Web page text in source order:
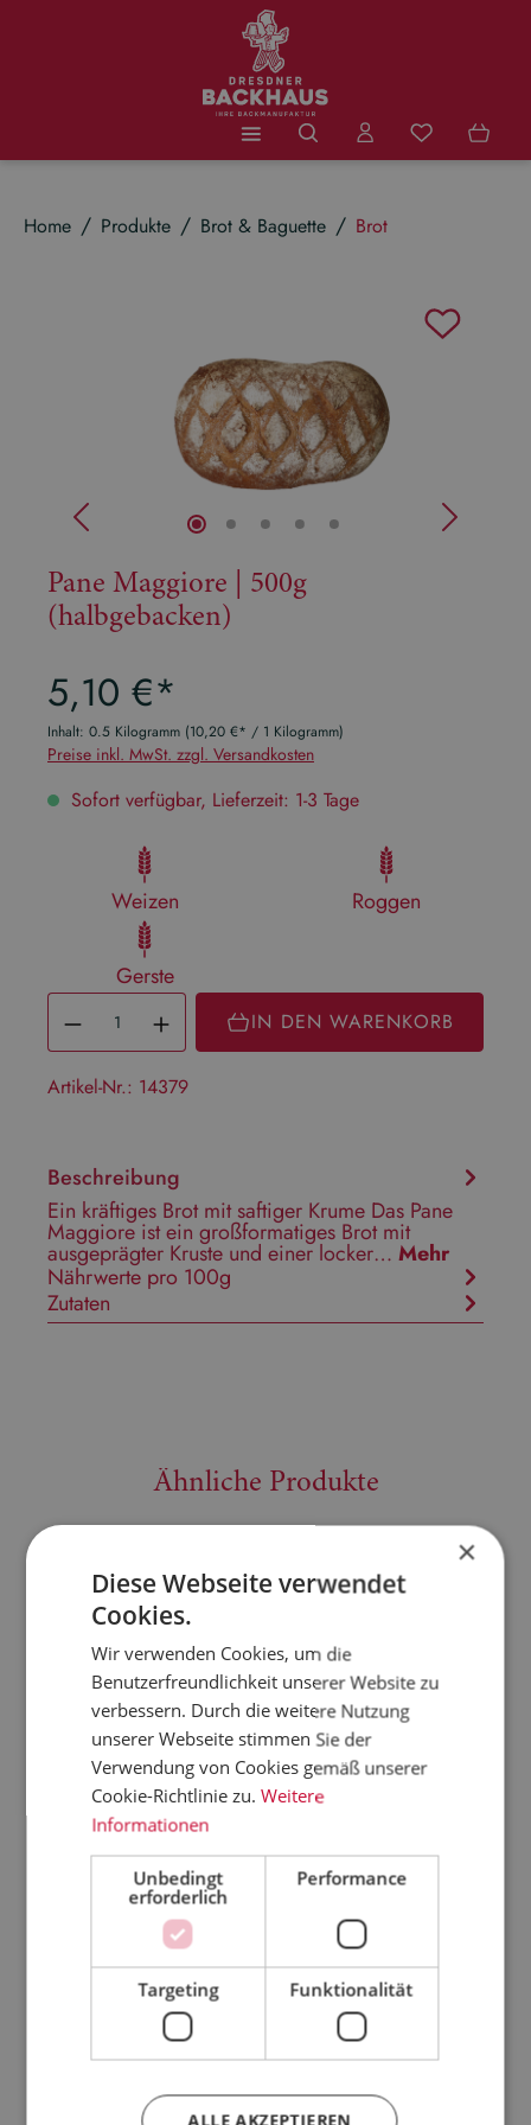
Zum Hauptinhalt springen
Home Produkte Brot & Baguette Brot
Pane Maggiore | 500g
(halbgebacken)
Regulärer Preis:
5,10 €*
Inhalt: 0.5 Kilogramm (10,20 €* / 1 Kilogramm)
Preise inkl. MwSt. zzgl. Versandkosten
Sofort verfügbar, Lieferzeit: 1-3 Tage
Weizen Roggen
Gerste
Produkt Anzahl: Gib den
IN DEN WARENKORB
Artikel-Nr.: 14379
Beschreibung
Ein kräftiges Brot mit saftiger Krume Das Pane
Maggiore ist ein großformatiges Brot mit
ausgeprägter Kruste und einer locker… Mehr
Nährwerte pro 100g
Zutaten
Ähnliche Produkte
"Classic" |
350g
(halbgeba
regulärer preis:
4,20 €* n" | 350g
(halbgeba
regulärer preis:
4,20 €* 350g
(halbgeba
regulärer preis:
4,20 €*
Kunden kauften auch
×
Diese Webseite verwendet
Cookies.
Wir verwenden Cookies, um die
Benutzerfreundlichkeit unserer Website zu
verbessern. Durch die weitere Nutzung
unserer Webseite stimmen Sie der
Verwendung von Cookies gemäß unserer
Cookie-Richtlinie zu.Weitere
Informationen
Unbedingt
erforderlich
Performance
Targeting Funktionalität
ALLE AKZEPTIEREN